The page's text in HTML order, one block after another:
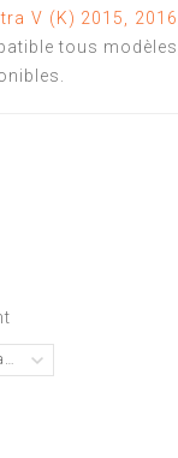
V (K) 2015, 2016,
tous modèles,